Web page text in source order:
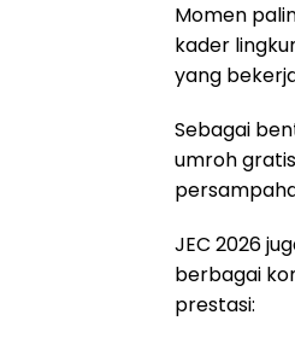
Momen
kader
yang
Sebagai
umroh
JEC 2026
berbagai
prestasi: